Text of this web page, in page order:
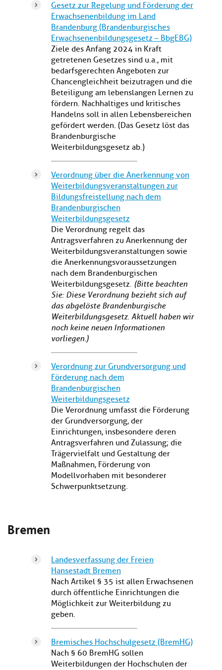
Gesetz zur Regelung und Förderung der
Erwachsenenbildung im Land
Brandenburg (Brandenburgisches
Erwachsenenbildungsgesetz – BbgEBG)
Ziele des Anfang 2024 in Kraft
getretenen Gesetzes sind u.a., mit
bedarfsgerechten Angeboten zur
Chancengleichheit beizutragen und die
Beteiligung am lebenslangen Lernen zu
fördern. Nachhaltiges und kritisches
Handelns soll in allen Lebensbereichen
gefördert werden. (Das Gesetz löst das
Brandenburgische
Weiterbildungsgesetz ab.)
Verordnung über die Anerkennung von
Weiterbildungsveranstaltungen zur
Bildungsfreistellung nach dem
Brandenburgischen
Weiterbildungsgesetz
Die Verordnung regelt das
Antragsverfahren zu Anerkennung der
Weiterbildungsveranstaltungen sowie
die Anerkennungsvoraussetzungen
nach dem Brandenburgischen
Weiterbildungsgesetz. (Bitte beachten
Sie: Diese Verordnung bezieht sich auf
das abgelöste Brandenburgische
Weiterbildungsgesetz. Aktuell haben wir
noch keine neuen Informationen
vorliegen.)
Verordnung zur Grundversorgung und
Förderung nach dem
Brandenburgischen
Weiterbildungsgesetz
Die Verordnung umfasst die Förderung
der Grundversorgung, der
Einrichtungen, insbesondere deren
Antragsverfahren und Zulassung; die
Trägervielfalt und Gestaltung der
Maßnahmen, Förderung von
Modellvorhaben mit besonderer
Schwerpunktsetzung.
Bremen
Landesverfassung der Freien
Hansestadt Bremen
Nach Artikel § 35 ist allen Erwachsenen
durch öffentliche Einrichtungen die
Möglichkeit zur Weiterbildung zu
geben.
Bremisches Hochschulgesetz (BremHG)
Nach § 60 BremHG sollen
Weiterbildungen der Hochschulen der